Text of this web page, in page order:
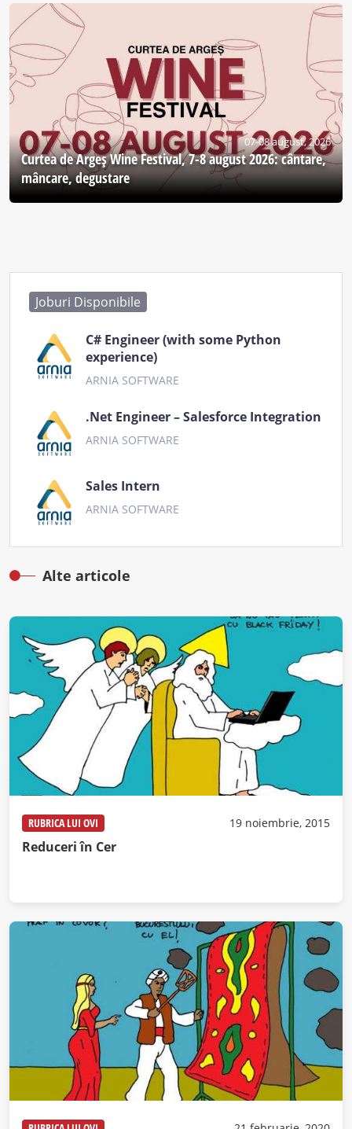
07-08 august, 2026
Curtea de Argeş Wine Festival, 7-8 august 2026: cântare,
mâncare, degustare
Joburi Disponibile
C# Engineer (with some Python
experience)
ARNIA SOFTWARE
.Net Engineer – Salesforce Integration
ARNIA SOFTWARE
Sales Intern
ARNIA SOFTWARE
Alte articole
RUBRICA LUI OVI 19 noiembrie, 2015
Reduceri în Cer